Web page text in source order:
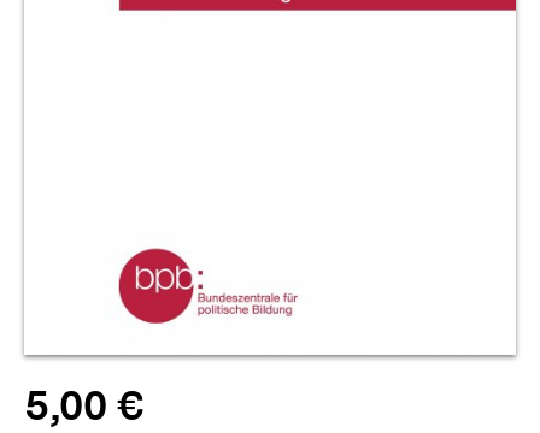
Allgemeine
Informationen
Produktpreis:
5,00 €5zuzüglich